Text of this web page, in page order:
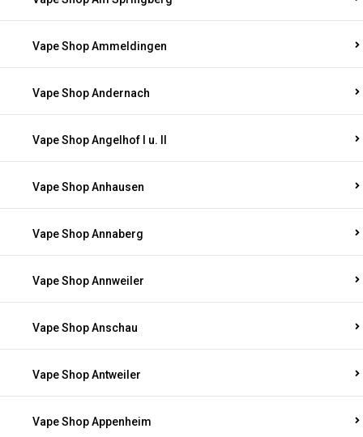
Vape Shop Ammeldingen
Vape Shop Andernach
Vape Shop Angelhof I u. II
Vape Shop Anhausen
Vape Shop Annaberg
Vape Shop Annweiler
Vape Shop Anschau
Vape Shop Antweiler
Vape Shop Appenheim